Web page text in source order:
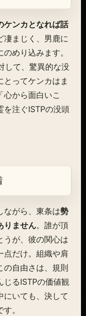
ケンカとなれば話
凄まじく、男鹿に
めり込みます。
して、驚異的な没
ってケンカはま
心から面白いこ
を注ぐISTPの没頭
ながら、東条は勢
りません。誰が頂
うが、彼の関心は
点だけ。組織や肩
の自由さは、規則
じるISTPの価値観
にいても、決して
。